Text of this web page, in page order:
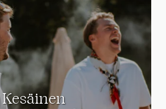
Kesäinen